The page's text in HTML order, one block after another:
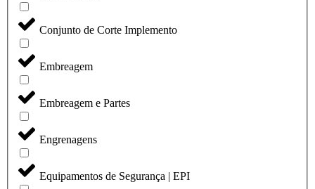
Conjunto de Corte Implemento
Embreagem
Embreagem e Partes
Engrenagens
Equipamentos de Segurança | EPI